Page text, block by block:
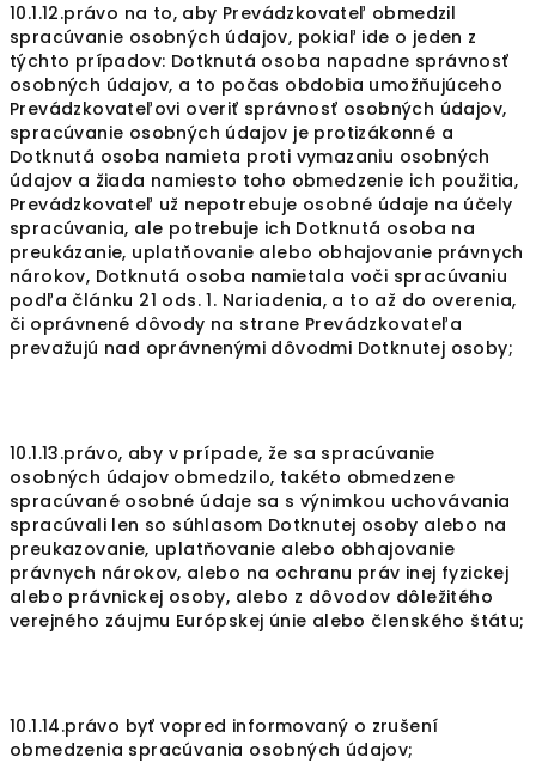
10.1.12.právo na to, aby Prevádzkovateľ obmedzil
spracúvanie osobných údajov, pokiaľ ide o jeden z
týchto prípadov: Dotknutá osoba napadne správnosť
osobných údajov, a to počas obdobia umožňujúceho
Prevádzkovateľovi overiť správnosť osobných údajov,
spracúvanie osobných údajov je protizákonné a
Dotknutá osoba namieta proti vymazaniu osobných
údajov a žiada namiesto toho obmedzenie ich použitia,
Prevádzkovateľ už nepotrebuje osobné údaje na účely
spracúvania, ale potrebuje ich Dotknutá osoba na
preukázanie, uplatňovanie alebo obhajovanie právnych
nárokov, Dotknutá osoba namietala voči spracúvaniu
podľa článku 21 ods. 1. Nariadenia, a to až do overenia,
či oprávnené dôvody na strane Prevádzkovateľa
prevažujú nad oprávnenými dôvodmi Dotknutej osoby;
10.1.13.právo, aby v prípade, že sa spracúvanie
osobných údajov obmedzilo, takéto obmedzene
spracúvané osobné údaje sa s výnimkou uchovávania
spracúvali len so súhlasom Dotknutej osoby alebo na
preukazovanie, uplatňovanie alebo obhajovanie
právnych nárokov, alebo na ochranu práv inej fyzickej
alebo právnickej osoby, alebo z dôvodov dôležitého
verejného záujmu Európskej únie alebo členského štátu;
10.1.14.právo byť vopred informovaný o zrušení
obmedzenia spracúvania osobných údajov;